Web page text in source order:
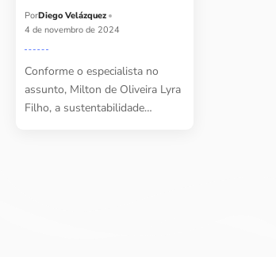
PorDiego Velázquez
4 de novembro de 2024
Conforme o especialista no
assunto, Milton de Oliveira Lyra
Filho, a sustentabilidade…